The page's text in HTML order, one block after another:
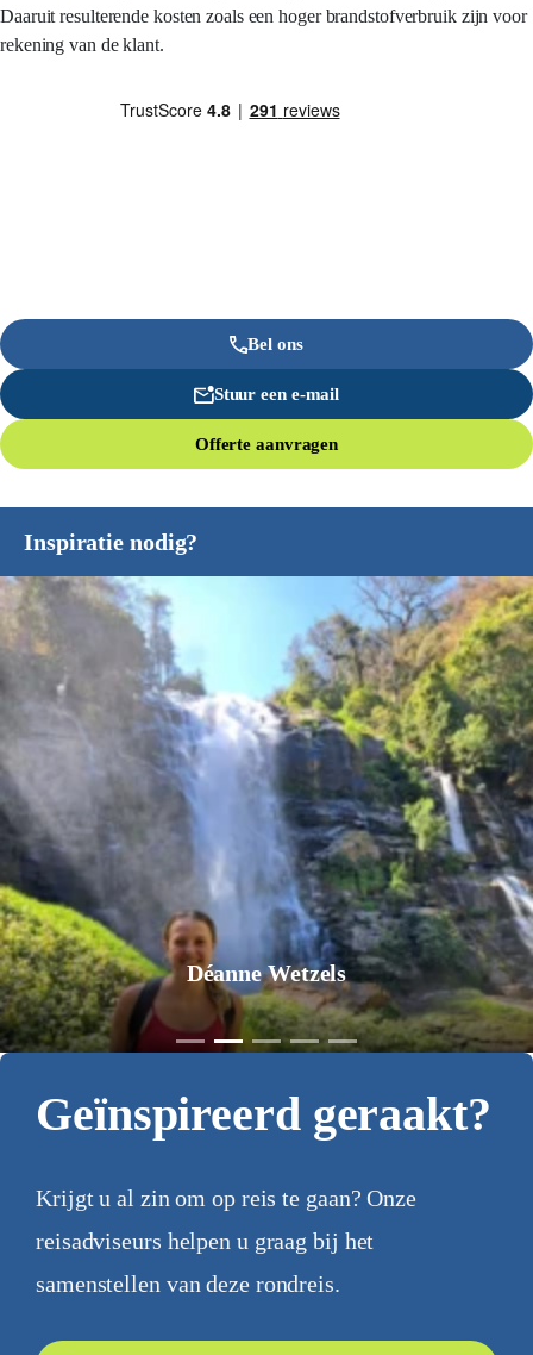
Daaruit resulterende kosten zoals een hoger brandstofverbruik zijn voor
rekening van de klant.
Bel ons
Stuur een e-mail
Offerte aanvragen
Inspiratie nodig?
Déanne Wetzels
Geïnspireerd geraakt?
Krijgt u al zin om op reis te gaan? Onze
reisadviseurs helpen u graag bij het
samenstellen van deze rondreis.